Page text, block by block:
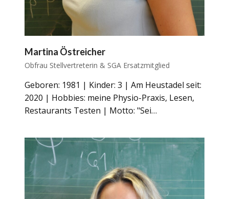
Martina Östreicher
Obfrau Stellvertreterin & SGA Ersatzmitglied
Geboren: 1981 | Kinder: 3 | Am Heustadel seit:
2020 | Hobbies: meine Physio-Praxis, Lesen,
Restaurants Testen | Motto: "Sei…